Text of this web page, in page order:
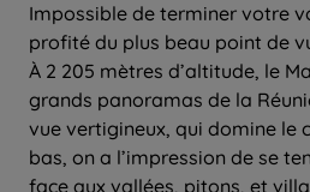
Impossible de terminer votre
profité du plus beau point de
À 2 205 mètres d’altitude, le
grands panoramas de la
vue vertigineux, qui domine le
bas, on a l’impression de se
face aux vallées, pitons, et